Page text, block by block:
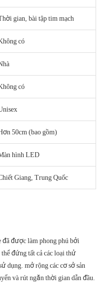
gian, bài tập tim mạch
có
có
50cm (bao gồm)
hình LED
Giang, Trung Quốc
đã được làm phong phú bởi
đứng tất cả các loại thử
dụng. mở rộng các cơ sở sản
và rút ngắn thời gian dẫn đầu.